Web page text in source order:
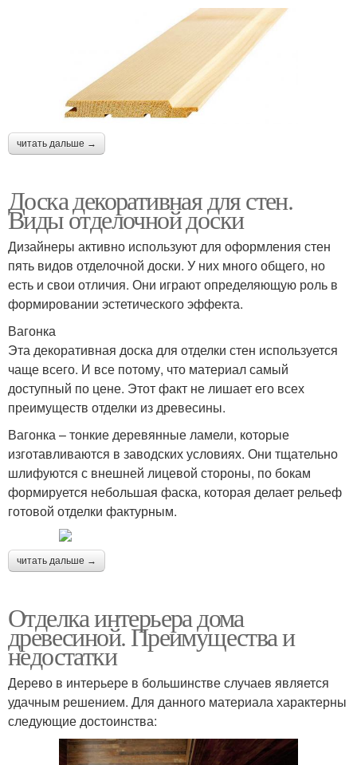
читать дальше →
Доска декоративная для стен.
Виды отделочной доски
Дизайнеры активно используют для оформления стен
пять видов отделочной доски. У них много общего, но
есть и свои отличия. Они играют определяющую роль в
формировании эстетического эффекта.
Вагонка
Эта декоративная доска для отделки стен используется
чаще всего. И все потому, что материал самый
доступный по цене. Этот факт не лишает его всех
преимуществ отделки из древесины.
Вагонка – тонкие деревянные ламели, которые
изготавливаются в заводских условиях. Они тщательно
шлифуются с внешней лицевой стороны, по бокам
формируется небольшая фаска, которая делает рельеф
готовой отделки фактурным.
читать дальше →
Отделка интерьера дома
древесиной. Преимущества и
недостатки
Дерево в интерьере в большинстве случаев является
удачным решением. Для данного материала характерны
следующие достоинства: